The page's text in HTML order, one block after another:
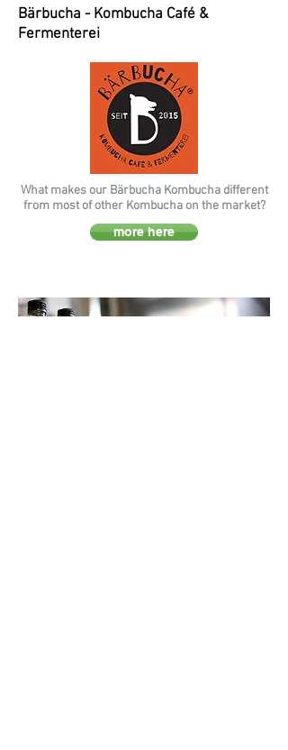
Bärbucha - Kombucha Café &
Fermenterei
What makes our Bärbucha Kombucha different
from most of other Kombucha on the market?
more here